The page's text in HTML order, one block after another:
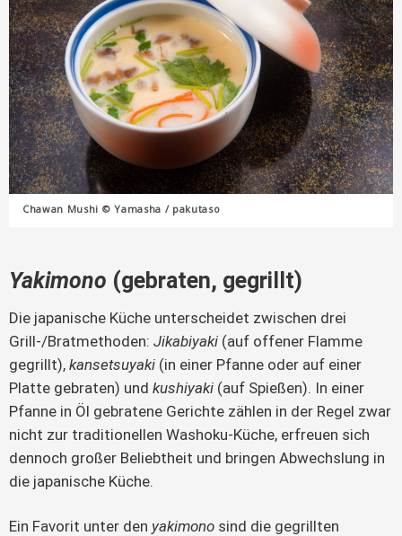
Chawan Mushi © Yamasha / pakutaso
Yakimono (gebraten, gegrillt)
Die japanische Küche unterscheidet zwischen drei
Grill-/Bratmethoden: Jikabiyaki (auf offener Flamme
gegrillt), kansetsuyaki (in einer Pfanne oder auf einer
Platte gebraten) und kushiyaki (auf Spießen). In einer
Pfanne in Öl gebratene Gerichte zählen in der Regel zwar
nicht zur traditionellen Washoku-Küche, erfreuen sich
dennoch großer Beliebtheit und bringen Abwechslung in
die japanische Küche.
Ein Favorit unter den yakimono sind die gegrillten